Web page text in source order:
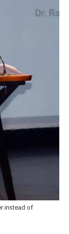
instead of